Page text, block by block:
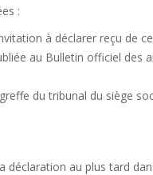
:
à déclarer reçu de
au Bulletin officiel des
du tribunal du siège
au plus tard